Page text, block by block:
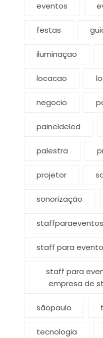
eventos
festas
iluminaçao
locacao
negocio
paineldeled
palestra
projetor
sonorização
staffparaeventos
staff para
staff para
empresa de
sãopaulo
tecnologia